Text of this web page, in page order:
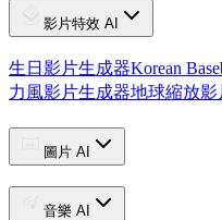
影片特效 AI
生日影片生成器Korean
力風影片生成器地球縮放
圖片 AI
音樂 AI